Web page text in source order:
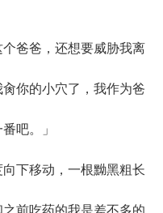
爸爸，还想要威胁我离
你的小穴了，我作为爸
吧。」
下移动，一根黝黑粗长
前吃药的我是差不多的